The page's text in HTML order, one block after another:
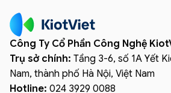
Công Ty Cổ Phần Công Nghệ
Trụ sở chính: Tầng 3-6, số 1A Yết
Nam, thành phố Hà Nội, Việt Nam
Hotline: 024 3929 0088